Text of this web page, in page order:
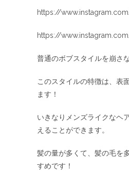
https://
https://
普通のボブスタイルを崩さ
このスタイルの特徴は、表
ます！
いきなりメンズライクなヘ
えることができます。
髪の量が多くて、髪の毛を
すめです！